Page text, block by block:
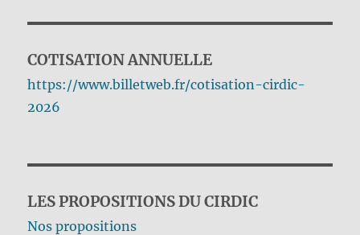
COTISATION ANNUELLE
https://www.billetweb.fr/cotisation-cirdic-
2026
LES PROPOSITIONS DU CIRDIC
Nos propositions